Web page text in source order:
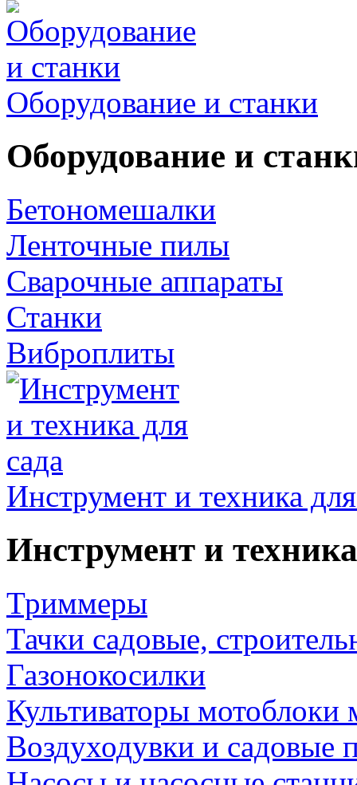
Оборудование и станки
Оборудование и
Бетономешалки
Ленточные пилы
Сварочные аппараты
Станки
Виброплиты
Инструмент и техника
Инструмент и
Триммеры
Тачки садовые,
Газонокосилки
Культиваторы мотоблоки
Воздуходувки и садовые